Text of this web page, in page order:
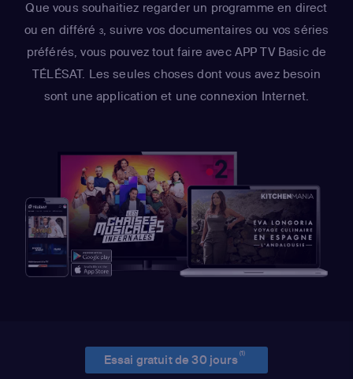
Que vous souhaitiez regarder un programme en direct
ou en différé 3, suivre vos documentaires ou vos séries
préférés, vous pouvez tout faire avec APP TV Basic de
TÉLÉSAT. Les seules choses dont vous avez besoin
sont une application et une connexion Internet.
Essai gratuit de 30 jours(1)